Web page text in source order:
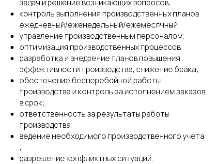
задач и решение возникающих вопросов;
контроль выполнения производственных планов
ежедневный/еженедельный/ежемесячный;
управление производственным персоналом;
оптимизация производственных процессов;
разработка и внедрение планов повышения
эффективности производства, снижение брака;
обеспечение бесперебойной работы
производства и контроль за исполнением заказов
в срок;
ответственность за результаты работы
производства;
ведение необходимого производственного учета
;
разрешение конфликтных ситуаций.